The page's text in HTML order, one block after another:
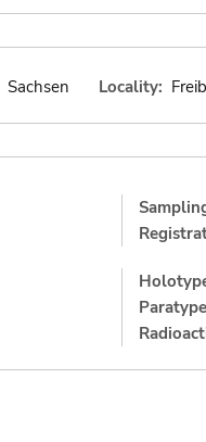
Sachsen Locality: